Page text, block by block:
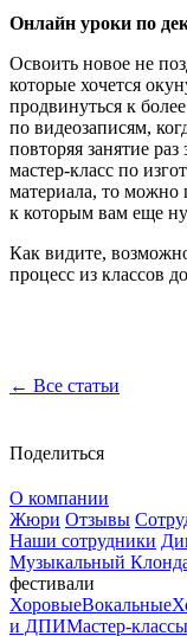
Онлайн уроки по
Освоить новое не
которые хочется
продвинуться к
по видеозаписям,
повторяя занятие
мастер-класс по
материала, то можно
к которым вам еще
Как видите,
процесс из классов
← Все статьи
Поделиться
О компании
Жюри Отзывы
Наши сотрудники
Музыкальный
фестивали
ХоровыеВокальные
и ДПИМастер-классы